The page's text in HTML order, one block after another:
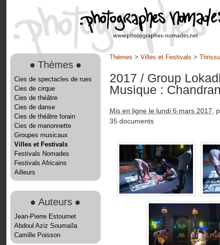
● Thèmes ●
Cies de spectacles de rues
Cies de cirque
Cies de théâtre
Cies de danse
Cies de théâtre forain
Cies de marionnette
Groupes musicaux
Villes et Festivals
Festivals Nomades
Festivals Africains
Ailleurs
● Auteurs ●
Jean-Pierre Estournet
Abdoul Aziz Soumaïla
Camille Poisson
Thèmes > Villes et Festivals >
2017 / Group
Musique :
Mis en ligne le lundi 6 mars 2017 ,
35 documents